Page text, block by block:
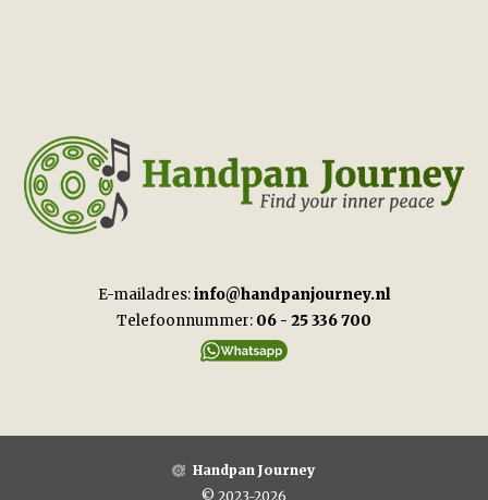
E-mailadres:info@handpanjourney.nl
Telefoonnummer: 06 - 25 336 700
Handpan Journey
© 2023-2026